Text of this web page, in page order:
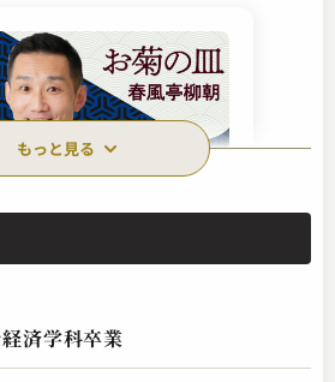
分
もっと見る
済学科卒業